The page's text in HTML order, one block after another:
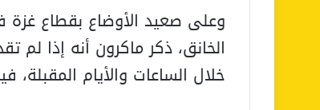
وعلى صعيد الأوضاع بقطاع غزة
الخانق، ذكر ماكرون أنه إذا لم
خلال الساعات والأيام